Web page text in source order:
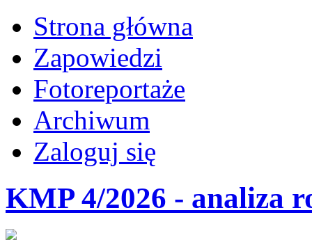
Strona główna
Zapowiedzi
Fotoreportaże
Archiwum
Zaloguj się
KMP 4/2026 - analiza